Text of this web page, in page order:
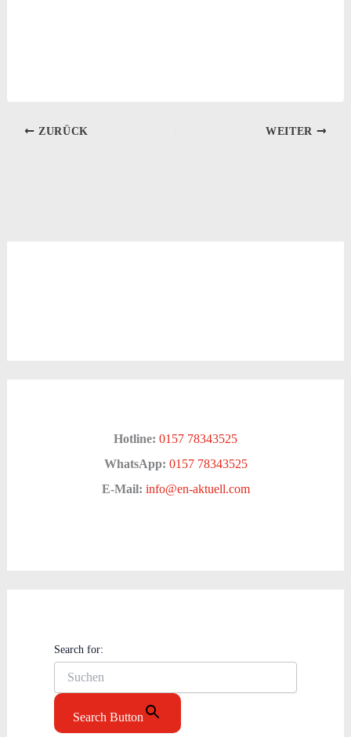
ZURÜCK WEITER
Hotline: 0157 78343525
WhatsApp: 0157 78343525
E-Mail: info@en-aktuell.com
Search for:
Search Button